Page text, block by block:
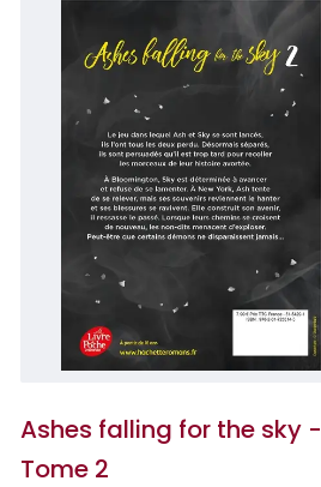
Ashes falling for the sky -
Tome 2